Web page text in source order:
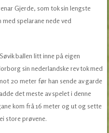
Gjerde, som tok sin lengste
spelarane nede ved
ballen litt inne på eigen
sin nederlandske rev tok med
20 meter før han sende av garde
det meste av spelet i denne
kom frå 16 meter og ut og sette
store prøvene.